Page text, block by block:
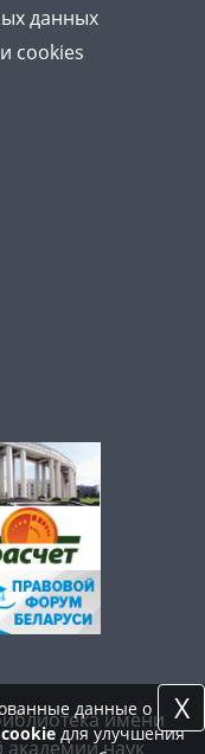
данных
cookies
имени
наук
данные о
для улучшения
X